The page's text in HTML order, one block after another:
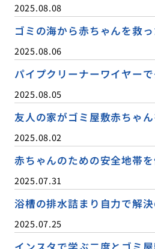
2025.08.08
ゴミの海から赤ちゃんを救
2025.08.06
パイプクリーナーワイヤー
2025.08.05
友人の家がゴミ屋敷赤ちゃ
2025.08.02
赤ちゃんのための安全地帯
2025.07.31
浴槽の排水詰まり自力で解
2025.07.25